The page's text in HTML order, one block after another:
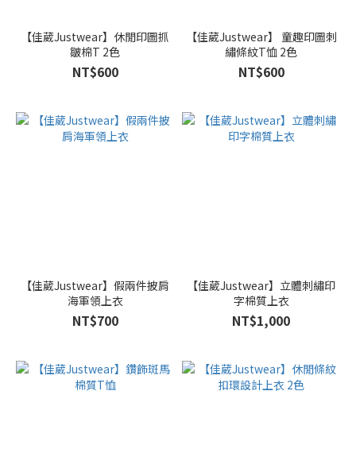
【佳葳Justwear】休閒印圖抓
皺棉T 2色
NT$600
【佳葳Justwear】 童趣印圖刺
繡條紋T恤 2色
NT$600
【佳葳Justwear】假兩件披肩
海軍領上衣
NT$700
【佳葳Justwear】立體刺繡印
字棉質上衣
NT$1,000